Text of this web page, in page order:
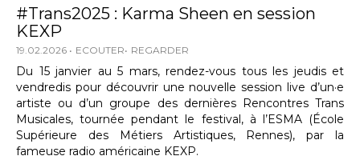
#Trans2025 : Karma Sheen en session
KEXP
19.02.2026 ECOUTER REGARDER
Du 15 janvier au 5 mars, rendez-vous tous les jeudis et
vendredis pour découvrir une nouvelle session live d’un·e
artiste ou d’un groupe des dernières Rencontres Trans
Musicales, tournée pendant le festival, à l’ESMA (École
Supérieure des Métiers Artistiques, Rennes), par la
fameuse radio américaine KEXP.